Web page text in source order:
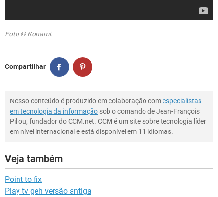
Foto © Konami.
Compartilhar
Nosso conteúdo é produzido em colaboração comespecialistas
em tecnologia da informação sob o comando de Jean-François
Pillou, fundador do CCM.net. CCM é um site sobre tecnologia líder
em nível internacional e está disponível em 11 idiomas.
Veja também
Point to fix
Play tv geh versão antiga